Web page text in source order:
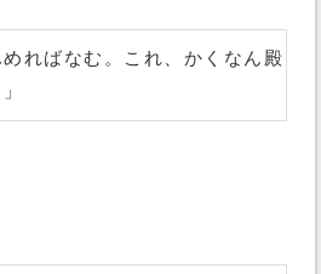
めればなむ。これ、かくなん殿